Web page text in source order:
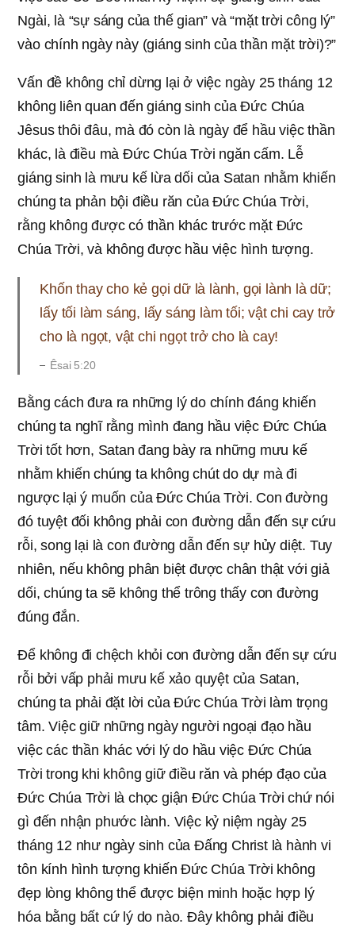
Ngài, là “sự sáng của thế gian” và “mặt trời công lý”
vào chính ngày này (giáng sinh của thần mặt trời)?”
Vấn đề không chỉ dừng lại ở việc ngày 25 tháng 12
không liên quan đến giáng sinh của Đức Chúa
Jêsus thôi đâu, mà đó còn là ngày để hầu việc thần
khác, là điều mà Đức Chúa Trời ngăn cấm. Lễ
giáng sinh là mưu kế lừa dối của Satan nhằm khiến
chúng ta phản bội điều răn của Đức Chúa Trời,
rằng không được có thần khác trước mặt Đức
Chúa Trời, và không được hầu việc hình tượng.
Khốn thay cho kẻ gọi dữ là lành, gọi lành là dữ;
lấy tối làm sáng, lấy sáng làm tối; vật chi cay trở
cho là ngọt, vật chi ngọt trở cho là cay!
Êsai 5:20
Bằng cách đưa ra những lý do chính đáng khiến
chúng ta nghĩ rằng mình đang hầu việc Đức Chúa
Trời tốt hơn, Satan đang bày ra những mưu kế
nhằm khiến chúng ta không chút do dự mà đi
ngược lại ý muốn của Đức Chúa Trời. Con đường
đó tuyệt đối không phải con đường dẫn đến sự cứu
rỗi, song lại là con đường dẫn đến sự hủy diệt. Tuy
nhiên, nếu không phân biệt được chân thật với giả
dối, chúng ta sẽ không thể trông thấy con đường
đúng đắn.
Để không đi chệch khỏi con đường dẫn đến sự cứu
rỗi bởi vấp phải mưu kế xảo quyệt của Satan,
chúng ta phải đặt lời của Đức Chúa Trời làm trọng
tâm. Việc giữ những ngày người ngoại đạo hầu
việc các thần khác với lý do hầu việc Đức Chúa
Trời trong khi không giữ điều răn và phép đạo của
Đức Chúa Trời là chọc giận Đức Chúa Trời chứ nói
gì đến nhận phước lành. Việc kỷ niệm ngày 25
tháng 12 như ngày sinh của Đấng Christ là hành vi
tôn kính hình tượng khiến Đức Chúa Trời không
đẹp lòng không thể được biện minh hoặc hợp lý
hóa bằng bất cứ lý do nào. Đây không phải điều